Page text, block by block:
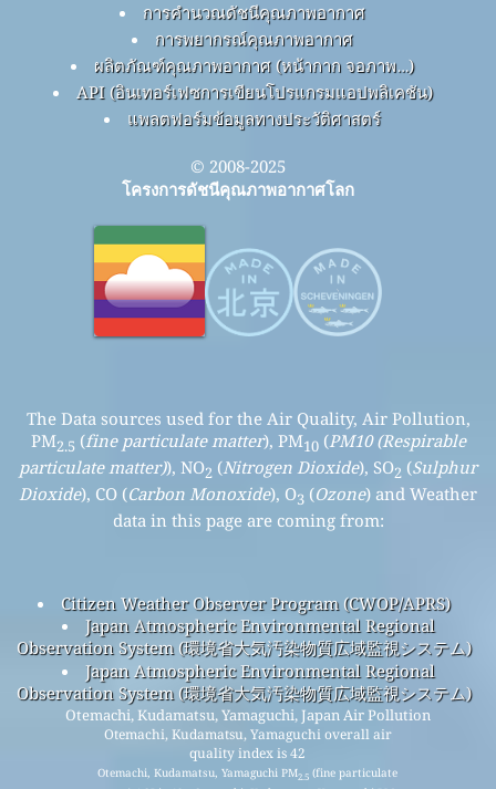
การคำนวณดัชนีคุณภาพอากาศ
การพยากรณ์คุณภาพอากาศ
ผลิตภัณฑ์คุณภาพอากาศ (หน้ากาก จอภาพ…)
API (อินเทอร์เฟซการเขียนโปรแกรมแอปพลิเคชัน)
แพลตฟอร์มข้อมูลทางประวัติศาสตร์
© 2008-2025
โครงการดัชนีคุณภาพอากาศโลก
The Data sources used for the Air Quality, Air Pollution,
PM2.5 (fine particulate matter), PM10(PM10 (Respirable
particulate matter)), NO2 (Nitrogen Dioxide), SO2 (Sulphur
Dioxide), CO (Carbon Monoxide), O3 (Ozone) and Weather
data in this page are coming from:
Citizen Weather Observer Program (CWOP/APRS)
Japan Atmospheric Environmental Regional
Observation System (環境省大気汚染物質広域監視システム)
Japan Atmospheric Environmental Regional
Observation System (環境省大気汚染物質広域監視システム)
Otemachi, Kudamatsu, Yamaguchi, Japan Air Pollution
Otemachi, Kudamatsu, Yamaguchi overall air
quality index is 42
Otemachi, Kudamatsu, Yamaguchi PM2.5 (fine particulate